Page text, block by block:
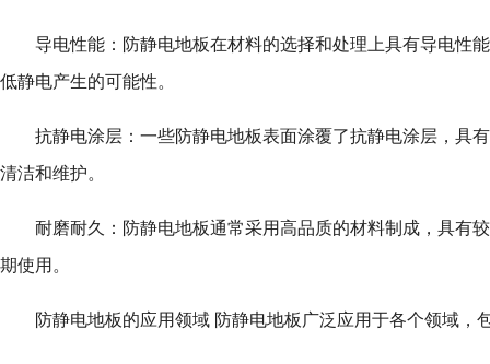
导电性能：防静电地板在材料的选择和处理上具有导电性
低静电产生的可能性。
抗静电涂层：一些防静电地板表面涂覆了抗静电涂层，具
清洁和维护。
耐磨耐久：防静电地板通常采用高品质的材料制成，具有
期使用。
防静电地板的应用领域 防静电地板广泛应用于各个领域，